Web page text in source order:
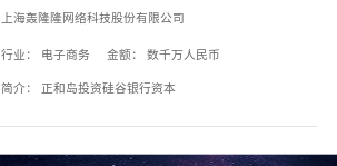
上海轰隆隆网络科技股份有限公司
行业： 电子商务 金额： 数千万人民币
简介： 正和岛投资硅谷银行资本